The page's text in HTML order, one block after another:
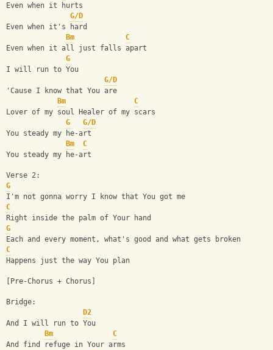
Even when it hurts
G/D
Even when it's hard
Bm
C
Even when it all just falls apart
G
I will run to You
G/D
'Cause I know that You are
Bm
C
Lover of my soul Healer of my scars
G
G/D
You steady my he-art
Bm
C
You steady my he-art
Verse 2:
G
I'm not gonna worry I know that You got me
C
Right inside the palm of Your hand
G
Each and every moment, what's good and what gets broken
C
Happens just the way You plan
[Pre-Chorus + Chorus]
Bridge:
D2
And I will run to You
Bm
C
And find refuge in Your arms